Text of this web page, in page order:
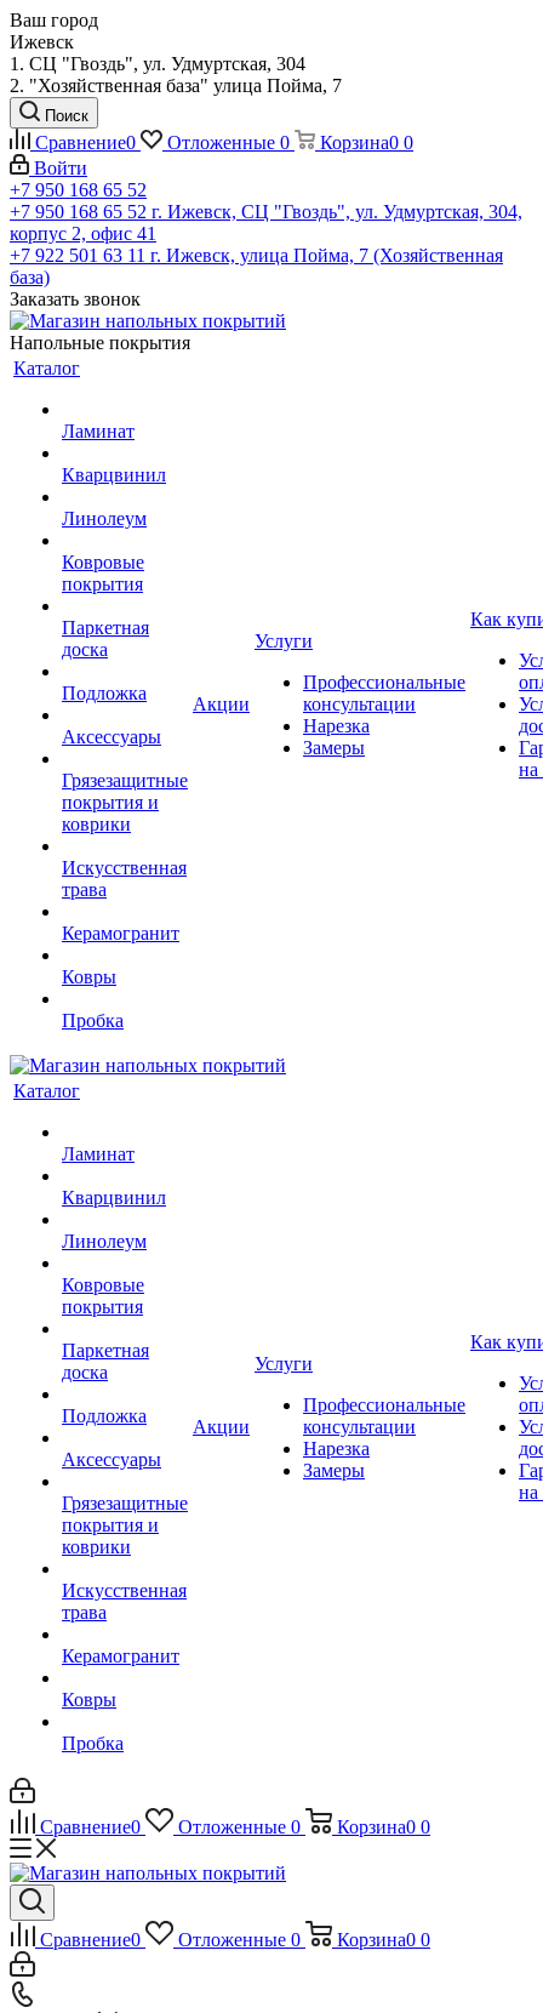
Ваш город
Ижевск
1. СЦ "Гвоздь", ул. Удмуртская, 304
2. "Хозяйственная база" улица Пойма, 7
Поиск
Сравнение0 Отложенные 0 Корзина0 0
Войти
+7 950 168 65 52
+7 950 168 65 52 г. Ижевск, СЦ "Гвоздь", ул. Удмуртская, 304,
корпус 2, офис 41
+7 922 501 63 11 г. Ижевск, улица Пойма, 7 (Хозяйственная
база)
Заказать звонок
Напольные покрытия
Каталог
Ламинат
Кварцвинил
Линолеум
Ковровые
покрытия
Паркетная
доска
Подложка
Аксессуары
Грязезащитные
покрытия и
коврики
Искусственная
трава
Керамогранит
Ковры
Пробка
Акции
Услуги
Профессиональные
консультации
Нарезка
Замеры
Как
на
Каталог
Ламинат
Кварцвинил
Линолеум
Ковровые
покрытия
Паркетная
доска
Подложка
Аксессуары
Грязезащитные
покрытия и
коврики
Искусственная
трава
Керамогранит
Ковры
Пробка
Акции
Услуги
Профессиональные
консультации
Нарезка
Замеры
Как
на
Сравнение0 Отложенные 0 Корзина0 0
Сравнение0 Отложенные 0 Корзина0 0